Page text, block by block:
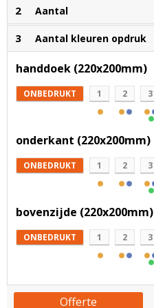
2 Aantal
3 Aantal kleuren opdruk
handdoek (220x200mm)
ONBEDRUKT 1 2 3
onderkant (220x200mm)
ONBEDRUKT 1 2 3
bovenzijde (220x200mm)
ONBEDRUKT 1 2 3
Offerte